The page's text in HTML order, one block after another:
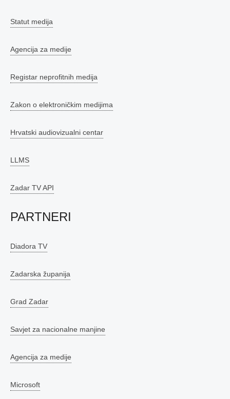
Statut medija
Agencija za medije
Registar neprofitnih medija
Zakon o elektroničkim medijima
Hrvatski audiovizualni centar
LLMS
Zadar TV API
PARTNERI
Diadora TV
Zadarska županija
Grad Zadar
Savjet za nacionalne manjine
Agencija za medije
Microsoft